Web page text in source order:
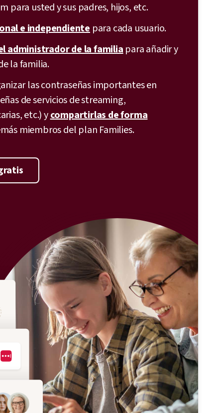
para usted y sus padres, hijos, etc.
e independiente para cada usuario.
administrador de la familiapara añadir y
la familia.
las contraseñas importantes en
de servicios de streaming,
etc.) ycompartirlas de forma
miembros del plan Families.